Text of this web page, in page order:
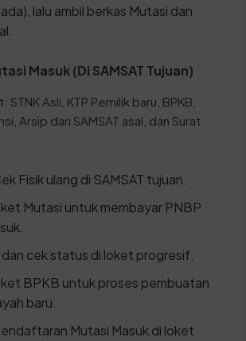
lalu ambil berkas Mutasi dan
Masuk (Di SAMSAT Tujuan)
STNK Asli, KTP Pemilik baru, BPKB,
Arsip dari SAMSAT asal, dan Surat
Fisik ulang di SAMSAT tujuan.
Mutasi untuk membayar PNBP
dan cek status di loket progresif.
BPKB untuk proses pembuatan
baru.
Mutasi Masuk di loket